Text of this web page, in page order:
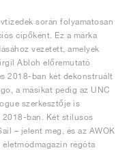
során folyamatosan
cipőként. Ez a márka
vezetett, amelyek
Abloh előremutató
2018-ban két dekonstruált
a másikat pedig az UNC
szerkesztője is
ban. Két stílusos
– jelent meg, és az AWOK
régóta